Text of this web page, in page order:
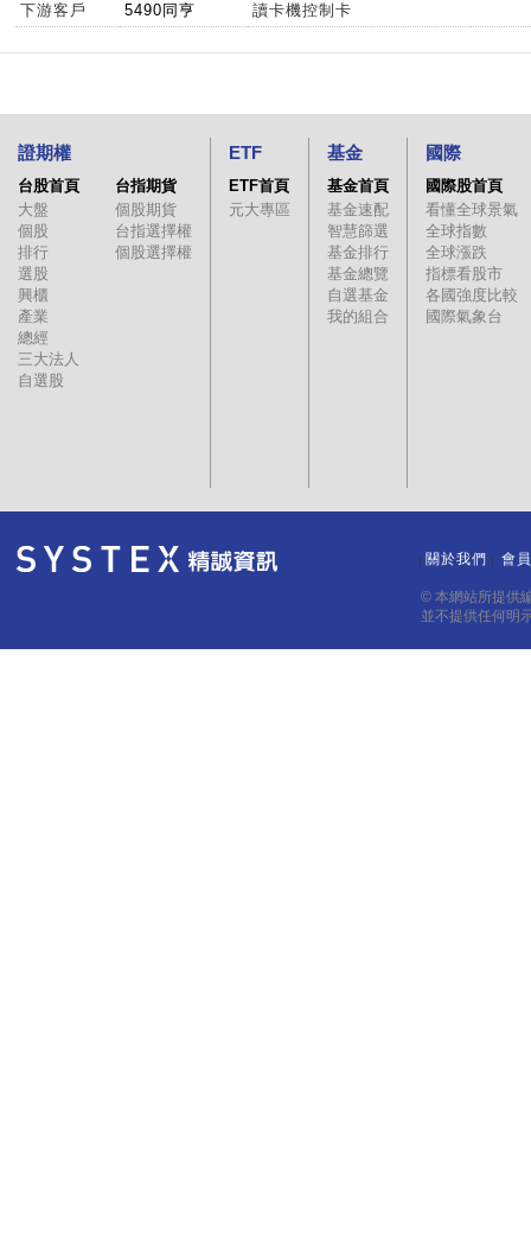
下游客戶 5490同亨 讀卡機控制卡
證期權
台股首頁
大盤
個股
排行
選股
興櫃
產業
總經
三大法人
自選股
台指期貨
個股期貨
台指選擇權
個股選擇權
ETF
ETF首頁
元大專區
基金
基金首頁
基金速配
智慧篩選
基金排行
基金總覽
自選基金
我的組合
國際
國際股首頁
看懂全球景氣
全球指數
全球漲跌
指標看股市
各國強度比較
國際氣象台
關於我們 會
© 本網站所提供
並不提供任何明